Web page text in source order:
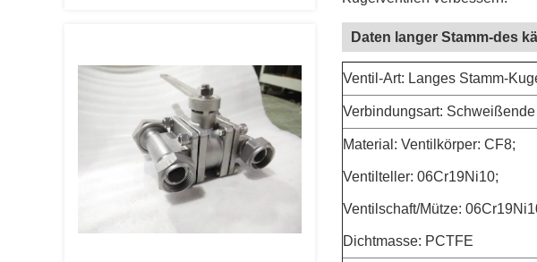
Daten langer Stamm-des
Ventil-Art: Langes Stamm-
Verbindungsart:
Material: Ventilkörper: CF8;
Ventilteller: 06Cr19Ni10;
Ventilschaft/Mütze:
Dichtmasse: PCTFE